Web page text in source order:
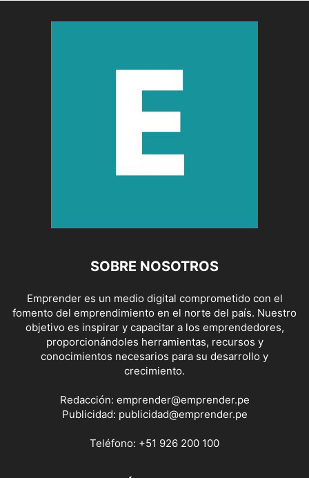
SOBRE NOSOTROS
Emprender es un medio digital comprometido con el
fomento del emprendimiento en el norte del país. Nuestro
objetivo es inspirar y capacitar a los emprendedores,
proporcionándoles herramientas, recursos y
conocimientos necesarios para su desarrollo y
crecimiento.
Redacción: emprender@emprender.pe
Publicidad: publicidad@emprender.pe
Teléfono: +51 926 200 100